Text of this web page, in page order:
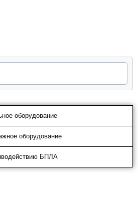
оборудование
оборудование
БПЛА